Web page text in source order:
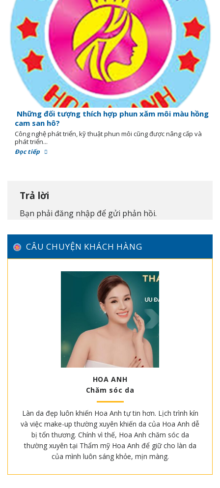
Những đối tượng thích hợp phun xăm môi màu hồng
cam san hô?
Công nghệ phát triển, kỹ thuật phun môi cũng được nâng cấp và
phát triển...
Đọc tiếp
Trả lời
Bạn phải đăng nhập để gửi phản hồi.
CÂU CHUYỆN KHÁCH HÀNG
HOA ANH
Chăm sóc da
Làn da đẹp luôn khiến Hoa Anh tự tin hơn. Lịch trình kín
và việc make-up thường xuyên khiến da của Hoa Anh dễ
bị tổn thương. Chính vì thế, Hoa Anh chăm sóc da
thường xuyên tại Thẩm mỹ Hoa Anh để giữ cho làn da
của mình luôn sáng khỏe, mịn màng.